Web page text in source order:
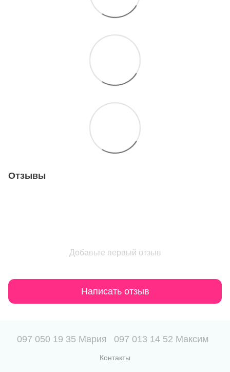
Отзывы
Добавьте первый отзыв
Написать отзыв
097 050 19 35 Мария 097 013 14 52 Максим
Контакты